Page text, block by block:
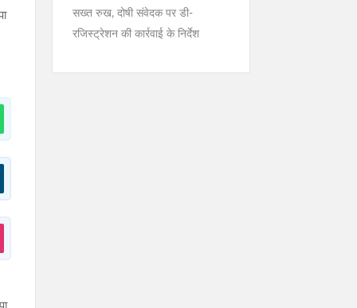
सख्त रुख, दोषी संवेदक पर डी-
रजिस्ट्रेशन की कार्रवाई के निर्देश